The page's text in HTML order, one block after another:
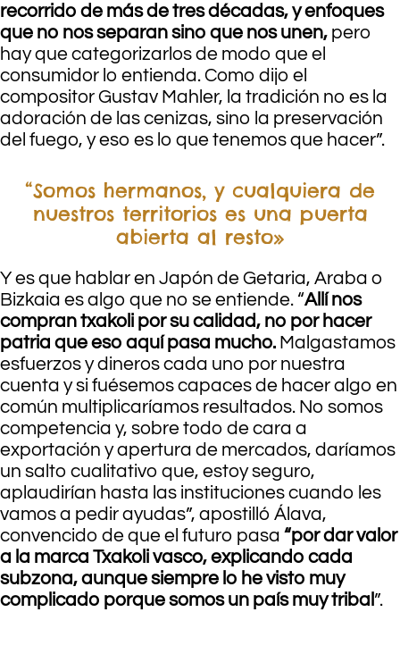
recorrido de más de tres décadas, y enfoques
que no nos separan sino que nos unen, pero
hay que categorizarlos de modo que el
consumidor lo entienda. Como dijo el
compositor Gustav Mahler, la tradición no es la
adoración de las cenizas, sino la preservación
del fuego, y eso es lo que tenemos que hacer”.
“Somos hermanos, y cualquiera de
nuestros territorios es una puerta
abierta al resto»
Y es que hablar en Japón de Getaria, Araba o
Bizkaia es algo que no se entiende. “Allí nos
compran txakoli por su calidad, no por hacer
patria que eso aquí pasa mucho. Malgastamos
esfuerzos y dineros cada uno por nuestra
cuenta y si fuésemos capaces de hacer algo en
común multiplicaríamos resultados. No somos
competencia y, sobre todo de cara a
exportación y apertura de mercados, daríamos
un salto cualitativo que, estoy seguro,
aplaudirían hasta las instituciones cuando les
vamos a pedir ayudas”, apostilló Álava,
convencido de que el futuro pasa “por dar valor
a la marca Txakoli vasco, explicando cada
subzona, aunque siempre lo he visto muy
complicado porque somos un país muy tribal ”.